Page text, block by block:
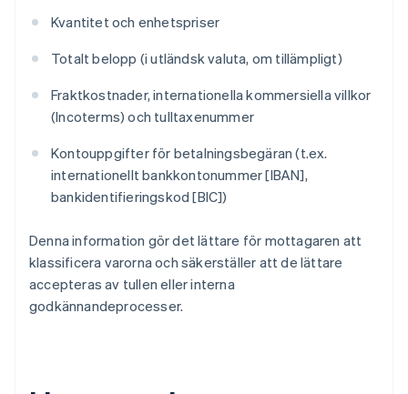
Kvantitet och enhetspriser
Totalt belopp (i utländsk valuta, om tillämpligt)
Fraktkostnader, internationella kommersiella villkor
(Incoterms) och tulltaxenummer
Kontouppgifter för betalningsbegäran (t.ex.
internationellt bankkontonummer [IBAN],
bankidentifieringskod [BIC])
Denna information gör det lättare för mottagaren att
klassificera varorna och säkerställer att de lättare
accepteras av tullen eller interna
godkännandeprocesser.